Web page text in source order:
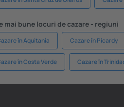
mai bune locuri de cazare - regiuni
în Aquitania Cazare în Picardy
în Costa Verde Cazare în